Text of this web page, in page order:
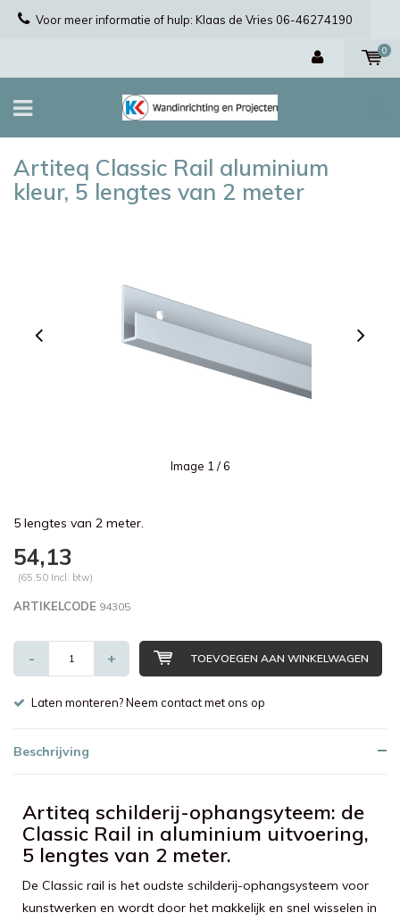
Voor meer informatie of hulp: Klaas de Vries 06-46274190
0
Artiteq Classic Rail aluminium
kleur, 5 lengtes van 2 meter
Image 1 / 6
5 lengtes van 2 meter.
54,13
(65,50 Incl. btw)
ARTIKELCODE 94305
- + TOEVOEGEN AAN WINKELWAGEN
Laten monteren? Neem contact met ons op
Beschrijving
Artiteq schilderij-ophangsyteem: de
Classic Rail in aluminium uitvoering,
5 lengtes van 2 meter.
De Classic rail is het oudste schilderij-ophangsysteem voor
kunstwerken en wordt door het makkelijk en snel wisselen in